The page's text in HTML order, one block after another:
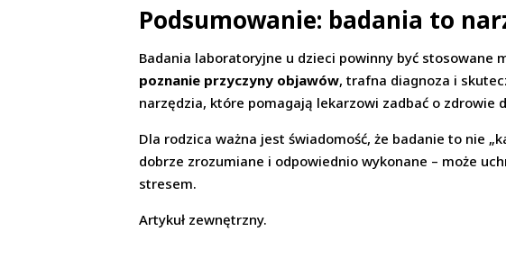
Podsumowanie: badania to
Badania laboratoryjne u dzieci powinny być stosowane
poznanie przyczyny objawów, trafna diagnoza i
narzędzia, które pomagają lekarzowi zadbać o zdrowie
Dla rodzica ważna jest świadomość, że badanie to nie
dobrze zrozumiane i odpowiednio wykonane – może
stresem.
Artykuł zewnętrzny.